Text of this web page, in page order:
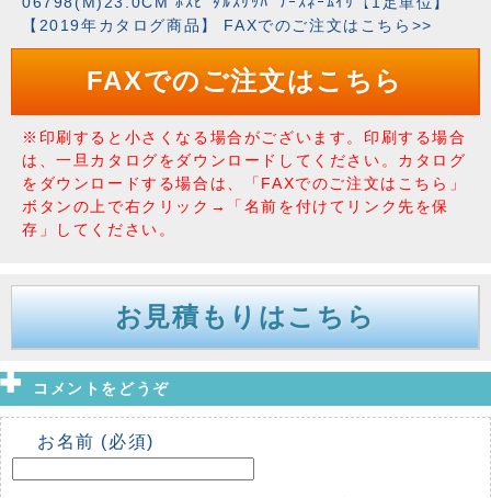
【2019年カタログ商品】 FAXでのご注文はこちら>>
FAXでのご注文はこちら
※印刷すると小さくなる場合がございます。印刷する場合
は、一旦カタログをダウンロードしてください。カタログ
をダウンロードする場合は、「FAXでのご注文はこちら」
ボタンの上で右クリック→「名前を付けてリンク先を保
存」してください。
お見積もりはこちら
コメントをどうぞ
お名前 (必須)